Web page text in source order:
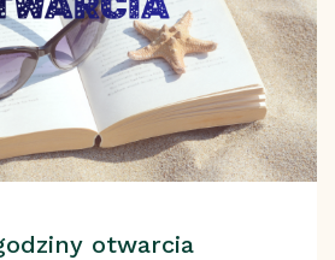
otwarcia